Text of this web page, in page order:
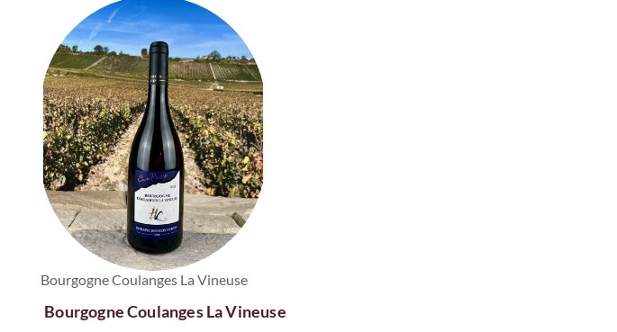
Saint Amour Villa
Violettes
Bourgogne Coulanges La Vineuse
Bourgogne Coulanges La Vineuse